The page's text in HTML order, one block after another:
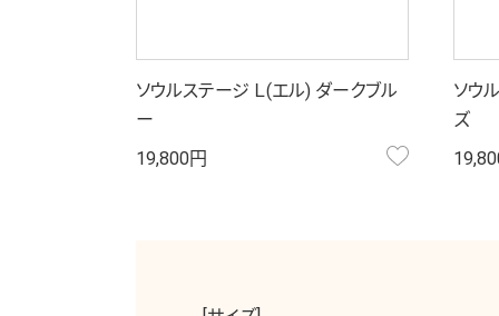
ソウルステージ Ｌ(エル) ダークブル
ー
19,800円
お気に入り
ソウ
ズ